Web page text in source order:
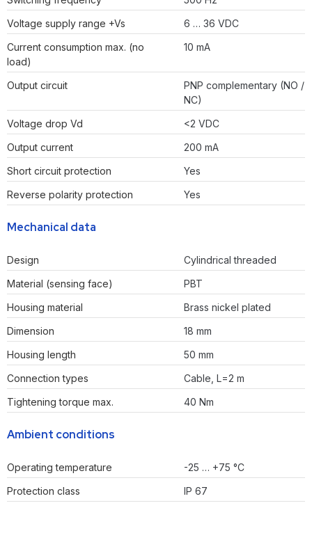
Voltage supply range +Vs
6 … 36 VDC
Current consumption max. (no
load)
10 mA
Output circuit
PNP complementary (NO /
NC)
Voltage drop Vd
<2 VDC
Output current
200 mA
Short circuit protection
Yes
Reverse polarity protection
Yes
Mechanical data
Design
Cylindrical threaded
Material (sensing face)
PBT
Housing material
Brass nickel plated
Dimension
18 mm
Housing length
50 mm
Connection types
Cable, L=2 m
Tightening torque max.
40 Nm
Ambient conditions
Operating temperature
-25 … +75 °C
Protection class
IP 67